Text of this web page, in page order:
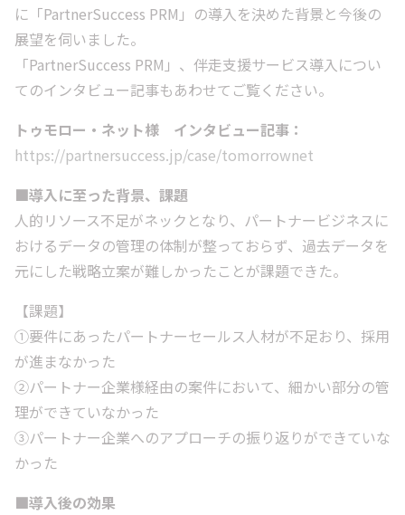
に「PartnerSuccess PRM」の導入を決めた背景と今後の
展望を伺いました。
「PartnerSuccess PRM」、伴走支援サービス導入につい
てのインタビュー記事もあわせてご覧ください。
トゥモロー・ネット様 インタビュー記事：
https://partnersuccess.jp/case/tomorrownet
■導入に至った背景、課題
人的リソース不足がネックとなり、パートナービジネスに
おけるデータの管理の体制が整っておらず、過去データを
元にした戦略立案が難しかったことが課題できた。
【課題】
①要件にあったパートナーセールス人材が不足おり、採用
が進まなかった
②パートナー企業様経由の案件において、細かい部分の管
理ができていなかった
③パートナー企業へのアプローチの振り返りができていな
かった
■導入後の効果